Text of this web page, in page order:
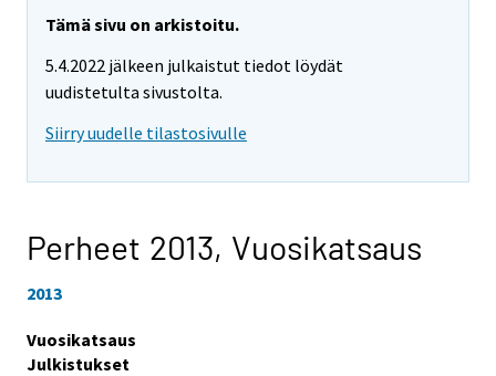
Tämä sivu on arkistoitu.
5.4.2022 jälkeen julkaistut tiedot löydät
uudistetulta sivustolta.
Siirry uudelle tilastosivulle
Perheet 2013, Vuosikatsaus
2013
Vuosikatsaus
Julkistukset